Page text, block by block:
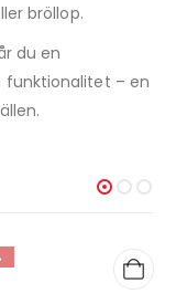
bröllop.
du en
funktionalitet – en